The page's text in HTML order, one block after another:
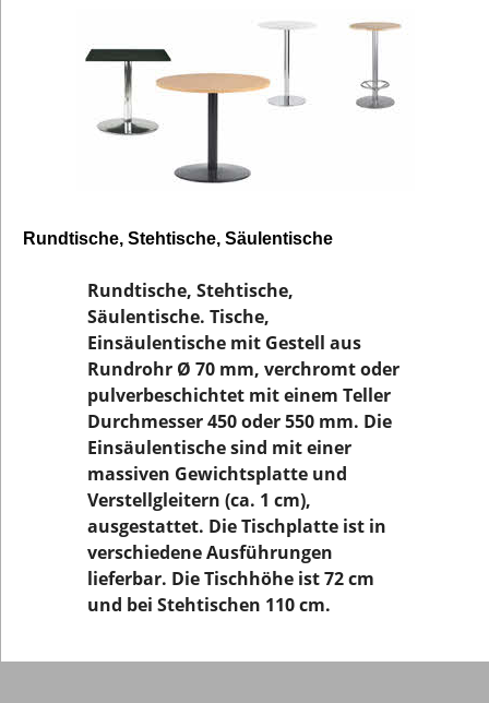
Rundtische, Stehtische, Säulentische
Rundtische, Stehtische,
Säulentische. Tische,
Einsäulentische mit Gestell aus
Rundrohr Ø 70 mm, verchromt oder
pulverbeschichtet mit einem Teller
Durchmesser 450 oder 550 mm. Die
Einsäulentische sind mit einer
massiven Gewichtsplatte und
Verstellgleitern (ca. 1 cm),
ausgestattet. Die Tischplatte ist in
verschiedene Ausführungen
lieferbar. Die Tischhöhe ist 72 cm
und bei Stehtischen 110 cm.